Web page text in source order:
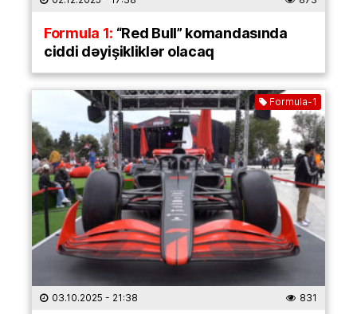
Formula 1: “Red Bull” komandasında
ciddi dəyişikliklər olacaq
Formula-1
03.10.2025 - 21:38 831